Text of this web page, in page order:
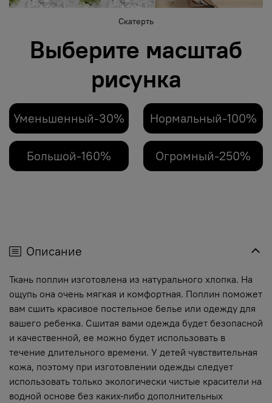
Скатерть
Выберите масштаб
рисунка
Уменьшенный-30% Нормальный-100%
Большой-160% Огромный-250%
Описание
Ткань поплин изготовлена из натурального хлопка. На
ощупь она очень мягкая и комфортная. Поплин поможет
вам сшить красивое постельное белье или одежду для
вашего ребенка. Сшитая вами одежда будет безопасной
и качественной, ее можно будет использовать в
течение длительного времени. У детей чувствительная
кожа, поэтому при изготовлении одежды следует
использовать только экологически чистые красители на
водной основе без каких-либо дополнительных